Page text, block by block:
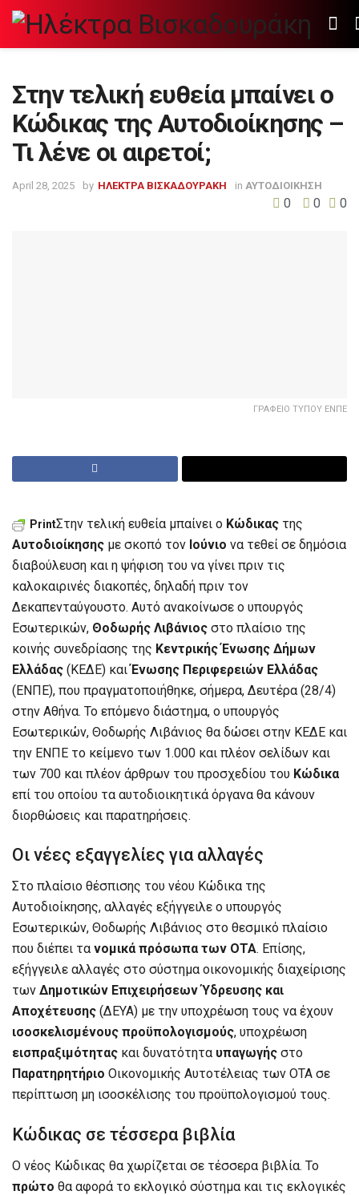
Στην τελική ευθεία μπαίνει ο
Κώδικας της Αυτοδιοίκησης –
Τι λένε οι αιρετοί;
April 28, 2025 by ΗΛΕΚΤΡΑ ΒΙΣΚΑΔΟΥΡΑΚΗ in ΑΥΤΟΔΙΟΙΚΗΣΗ
0 0 0
ΓΡΑΦΕΙΟ ΤΥΠΟΥ ΕΝΠΕ
PrintΣτην τελική ευθεία μπαίνει ο Κώδικας της
Αυτοδιοίκησης με σκοπό τον Ιούνιο να τεθεί σε δημόσια
διαβούλευση και η ψήφιση του να γίνει πριν τις
καλοκαιρινές διακοπές, δηλαδή πριν τον
Δεκαπενταύγουστο. Αυτό ανακοίνωσε ο υπουργός
Εσωτερικών, Θοδωρής Λιβάνιος στο πλαίσιο της
κοινής συνεδρίασης της Κεντρικής Ένωσης Δήμων
Ελλάδας (ΚΕΔΕ) καιΈνωσης Περιφερειών Ελλάδας
(ΕΝΠΕ), που πραγματοποιήθηκε, σήμερα, Δευτέρα (28/4)
στην Αθήνα. Το επόμενο διάστημα, ο υπουργός
Εσωτερικών, Θοδωρής Λιβάνιος θα δώσει στην ΚΕΔΕ και
την ΕΝΠΕ το κείμενο των 1.000 και πλέον σελίδων και
των 700 και πλέον άρθρων του προσχεδίου του Κώδικα
επί του οποίου τα αυτοδιοικητικά όργανα θα κάνουν
διορθώσεις και παρατηρήσεις.
Οι νέες εξαγγελίες για αλλαγές
Στο πλαίσιο θέσπισης του νέου Κώδικα της
Αυτοδιοίκησης, αλλαγές εξήγγειλε ο υπουργός
Εσωτερικών, Θοδωρής Λιβάνιος στο θεσμικό πλαίσιο
που διέπει τα νομικά πρόσωπα των ΟΤΑ. Επίσης,
εξήγγειλε αλλαγές στο σύστημα οικονομικής διαχείρισης
των Δημοτικών Επιχειρήσεων Ύδρευσης και
Αποχέτευσης (ΔΕΥΑ) με την υποχρέωση τους να έχουν
ισοσκελισμένους προϋπολογισμούς, υποχρέωση
εισπραξιμότητας και δυνατότητα υπαγωγής στο
Παρατηρητήριο Οικονομικής Αυτοτέλειας των ΟΤΑ σε
περίπτωση μη ισοσκέλισης του προϋπολογισμού τους.
Κώδικας σε τέσσερα βιβλία
Ο νέος Κώδικας θα χωρίζεται σε τέσσερα βιβλία. Το
πρώτο θα αφορά το εκλογικό σύστημα και τις εκλογικές